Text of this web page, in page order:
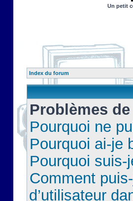
Un petit
Index du forum
Problèmes
Pourquoi ne
Pourquoi ai-je
Pourquoi
Comment
d’utilisateur